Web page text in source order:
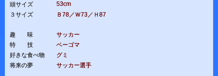
頭サイズ
53cm
３サイズ
Ｂ78／Ｗ73／Ｈ87
趣 味
サッカー
特 技
ベーゴマ
好きな食べ物
グミ
将来の夢
サッカー選手